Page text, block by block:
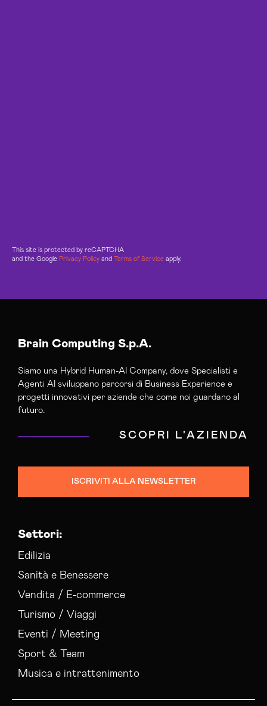
This site is protected by reCAPTCHA
and the Google Privacy Policy and Terms of Service apply.
Brain Computing S.p.A.
Siamo una Hybrid Human-AI Company, dove Specialisti e
Agenti AI sviluppano percorsi di Business Experience e
progetti innovativi per aziende che come noi guardano al
futuro.
SCOPRI L'AZIENDA
ISCRIVITI ALLA NEWSLETTER
Settori:
Edilizia
Sanità e Benessere
Vendita / E-commerce
Turismo / Viaggi
Eventi / Meeting
Sport & Team
Musica e intrattenimento